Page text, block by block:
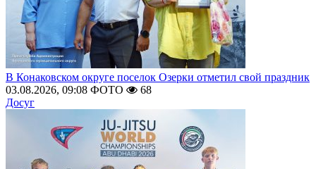
В Конаковском округе поселок Озерки отметил свой праздник
03.08.2026, 09:08 ФОТО
68
Досуг